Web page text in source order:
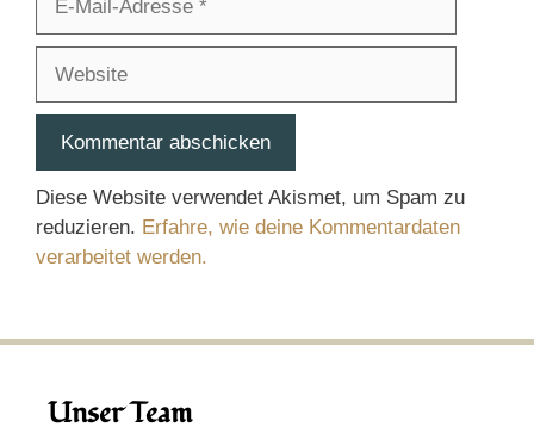
Adresse
Diese Website verwendet Akismet, um Spam zu
reduzieren. Erfahre, wie deine Kommentardaten
verarbeitet werden.
Unser Team